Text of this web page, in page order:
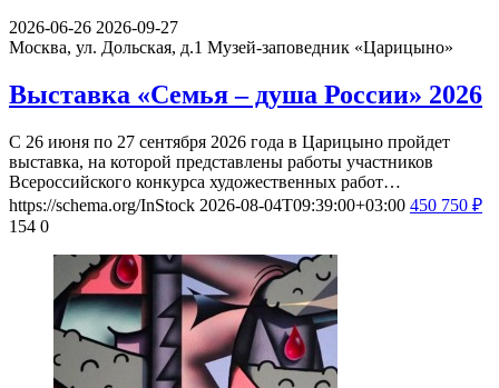
2026-06-26 2026-09-27
Москва, ул. Дольская, д.1 Музей-заповедник «Царицыно»
Выставка «Семья – душа России» 2026
С 26 июня по 27 сентября 2026 года в Царицыно пройдет
выставка, на которой представлены работы участников
Всероссийского конкурса художественных работ…
https://schema.org/InStock 2026-08-04T09:39:00+03:00 450 750 ₽
154 0